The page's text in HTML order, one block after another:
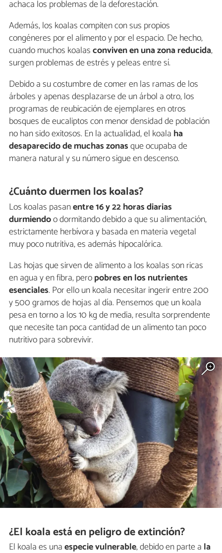
achaca los problemas de la deforestación.
Además, los koalas compiten con sus propios
congéneres por el alimento y por el espacio. De hecho,
cuando muchos koalasconviven en una zona reducida,
surgen problemas de estrés y peleas entre sí.
Debido a su costumbre de comer en las ramas de los
árboles y apenas desplazarse de un árbol a otro, los
programas de reubicación de ejemplares en otros
bosques de eucaliptos con menor densidad de población
no han sido exitosos. En la actualidad, el koala ha
desaparecido de muchas zonasque ocupaba de
manera natural y su número sigue en descenso.
¿Cuánto duermen los koalas?
Los koalas pasanentre 16 y 22 horas diarias
durmiendoo dormitando debido a que su alimentación,
estrictamente herbívora y basada en materia vegetal
muy poco nutritiva, es además hipocalórica.
Las hojas que sirven de alimento a los koalas son ricas
en agua y en fibra, peropobres en los nutrientes
esenciales. Por ello un koala necesitar ingerir entre 200
y 500 gramos de hojas al día. Pensemos que un koala
pesa en torno a los 10 kg de media, resulta sorprendente
que necesite tan poca cantidad de un alimento tan poco
nutritivo para sobrevivir.
¿El koala está en peligro de extinción?
El koala es unaespecie vulnerable, debido en parte a la